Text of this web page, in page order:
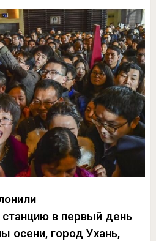
в первый день
осени, город Ухань,